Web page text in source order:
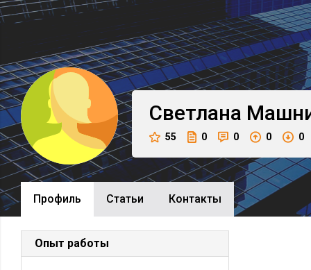
Светлана
55 0 0 0 0
Профиль Cтатьи Контакты
Опыт работы